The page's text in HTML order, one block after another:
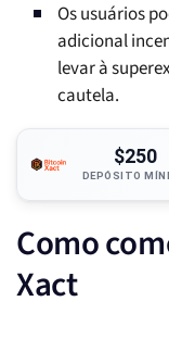
Os usuários
adicional
levar à
cautela.
$250
DEPÓSITO
Como
Xact